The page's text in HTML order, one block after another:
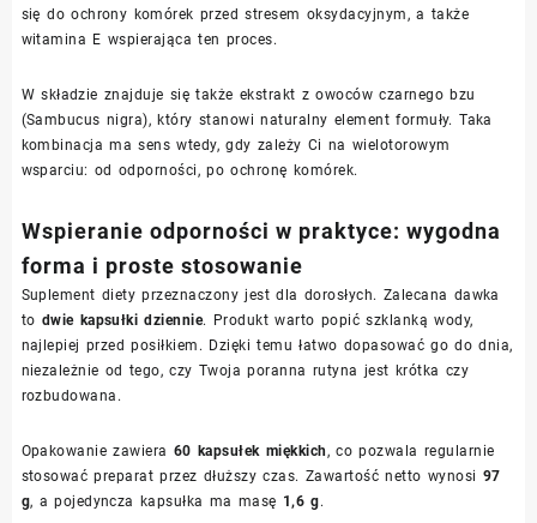
się do ochrony komórek przed stresem oksydacyjnym, a także
witamina E wspierająca ten proces.
W składzie znajduje się także ekstrakt z owoców czarnego bzu
(Sambucus nigra), który stanowi naturalny element formuły. Taka
kombinacja ma sens wtedy, gdy zależy Ci na wielotorowym
wsparciu: od odporności, po ochronę komórek.
Wspieranie odporności w praktyce: wygodna
forma i proste stosowanie
Suplement diety przeznaczony jest dla dorosłych. Zalecana dawka
to dwie kapsułki dziennie. Produkt warto popić szklanką wody,
najlepiej przed posiłkiem. Dzięki temu łatwo dopasować go do dnia,
niezależnie od tego, czy Twoja poranna rutyna jest krótka czy
rozbudowana.
Opakowanie zawiera 60 kapsułek miękkich, co pozwala regularnie
stosować preparat przez dłuższy czas. Zawartość netto wynosi 97
g, a pojedyncza kapsułka ma masę 1,6 g.